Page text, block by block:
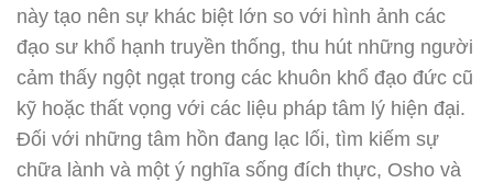
này tạo nên sự khác biệt lớn so với hình ảnh các
đạo sư khổ hạnh truyền thống, thu hút những người
cảm thấy ngột ngạt trong các khuôn khổ đạo đức cũ
kỹ hoặc thất vọng với các liệu pháp tâm lý hiện đại.
Đối với những tâm hồn đang lạc lối, tìm kiếm sự
chữa lành và một ý nghĩa sống đích thực, Osho và